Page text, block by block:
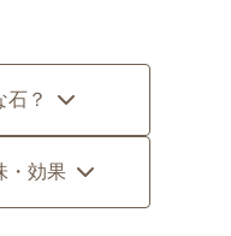
石？
・効果